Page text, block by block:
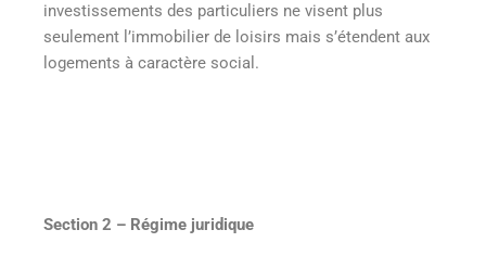
investissements des particuliers ne visent plus
seulement l’immobilier de loisirs mais s’étendent aux
logements à caractère social.
Section 2 – Régime juridique